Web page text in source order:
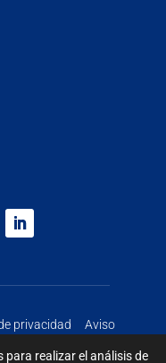
privacidad
Aviso
para realizar el análisis de